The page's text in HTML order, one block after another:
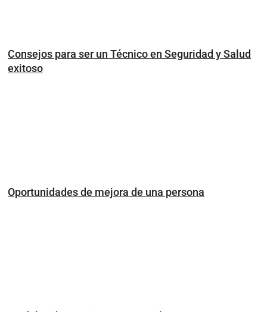
Consejos para ser un Técnico en Seguridad y Salud
exitoso
Oportunidades de mejora de una persona